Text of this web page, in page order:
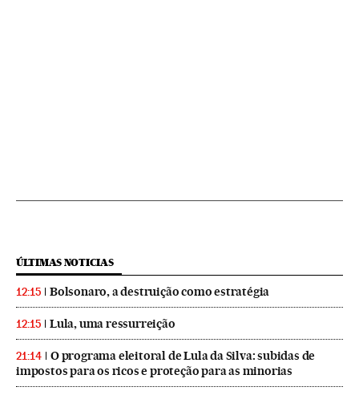
ÚLTIMAS NOTICIAS
12:15 Bolsonaro, a destruição como estratégia
12:15 Lula, uma ressurreição
21:14
O programa eleitoral de Lula da Silva: subidas de
impostos para os ricos e proteção para as minorias